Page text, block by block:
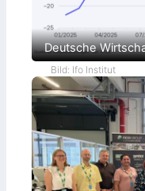
Deutsche
Bild: Ifo Institut